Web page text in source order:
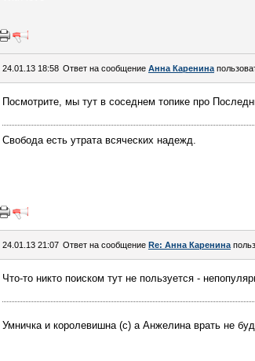
24.01.13 18:58 Ответ на сообщение Анна Каренина
Посмотрите, мы тут в соседнем топике про
Свобода есть утрата всяческих надежд.
24.01.13 21:07 Ответ на сообщение Re: Анна Каренина
Что-то никто поиском тут не пользуется -
Умничка и королевишна (с) а Анжелина врать не